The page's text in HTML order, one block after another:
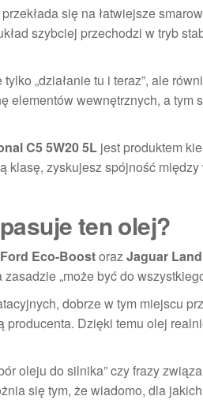
się na łatwiejsze
szybciej przechodzi w tryb
„działanie tu i teraz”, ale
wewnętrznych, a tym
C5 5W20 5L jest produktem
klasę, zyskujesz spójność
ten olej?
Ford Eco-BoostorazJaguar
„może być do
dobrze w tym miejscu
Dzięki temu olej
oleju do silnika” czy frazy
się tym, że wiadomo, dla